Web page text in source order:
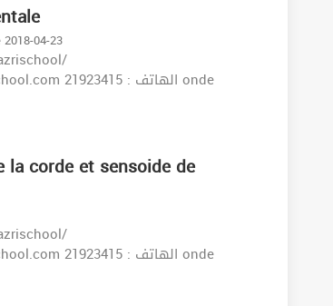
04-23
la corde et sensoide de